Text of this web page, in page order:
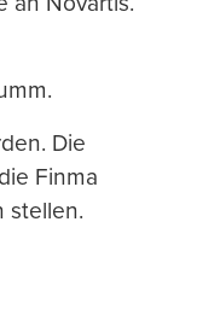
Die
Finma
stellen.